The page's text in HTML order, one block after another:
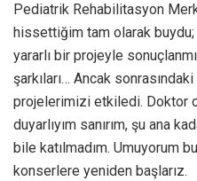
Pediatrik Rehabilitasyon
hissettiğim tam olarak
yararlı bir projeyle
şarkıları… Ancak
projelerimizi etkiledi. Doktor
duyarlıyım sanırım, şu ana
bile katılmadım. Umuyorum
konserlere yeniden başlarız.